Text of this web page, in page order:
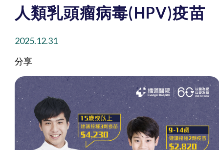
人類乳頭瘤病毒(HPV)疫苗
2025.12.31
分享